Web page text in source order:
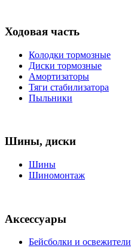
Ходовая часть
Колодки тормозные
Диски тормозные
Амортизаторы
Тяги стабилизатора
Пыльники
Шины, диски
Шины
Шиномонтаж
Аксессуары
Бейсболки и освежители